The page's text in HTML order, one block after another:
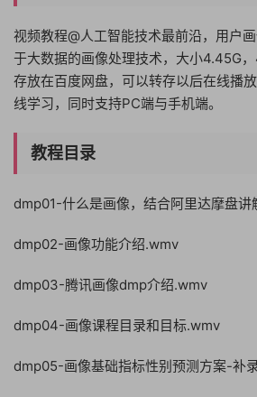
视频教程@人工智能技术最前沿，用户
于大数据的画像处理技术，大小4.45G
存放在百度网盘，可以转存以后在线播
线学习，同时支持PC端与手机端。
教程目录
dmp01-什么是画像，结合阿里达摩盘讲
dmp02-画像功能介绍.wmv
dmp03-腾讯画像dmp介绍.wmv
dmp04-画像课程目录和目标.wmv
dmp05-画像基础指标性别预测方案-补